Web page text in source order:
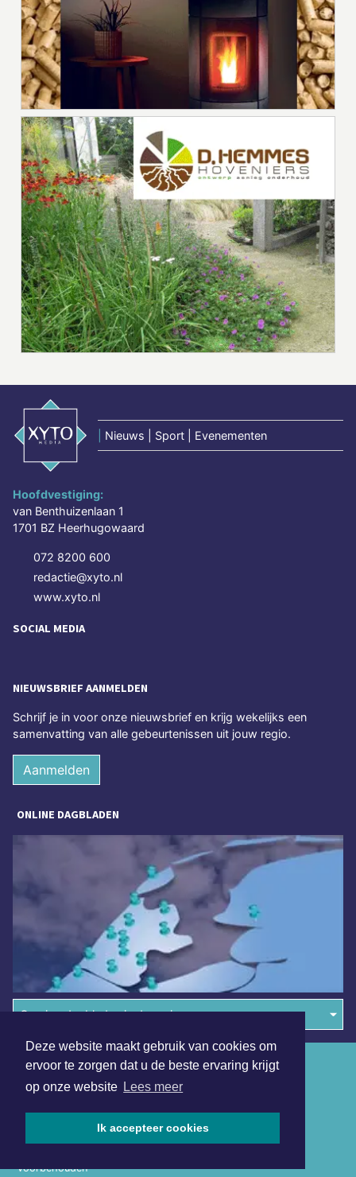
Deze website maakt gebruik van cookies om
ervoor te zorgen dat u de beste ervaring krijgt
op onze website Lees meer
Ik accepteer cookies
Nieuws | Sport | Evenementen
Hoofdvestiging:
van Benthuizenlaan 1
1701 BZ Heerhugowaard
072 8200 600
redactie@xyto.nl
www.xyto.nl
SOCIAL MEDIA
NIEUWSBRIEF AANMELDEN
Schrijf je in voor onze nieuwsbrief en krijg wekelijks een
samenvatting van alle gebeurtenissen uit jouw regio.
Aanmelden
ONLINE DAGBLADEN
Overige dagbladen in de regio
voorbehouden
Algemene voorwaarden
Disclaimer